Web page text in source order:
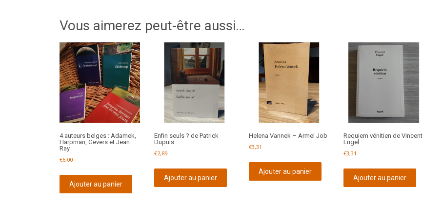
Vous aimerez peut-être aussi…
4 auteurs belges : Adamek,
Harpman, Gevers et Jean
Ray
€6,00
Ajouter au panier
Enfin seuls ? de Patrick
Dupuis
€2,89
Ajouter au panier
Helena Vannek – Armel Job
€3,31
Ajouter au panier
Requiem vénitien de Vincent
Engel
€3,31
Ajouter au panier